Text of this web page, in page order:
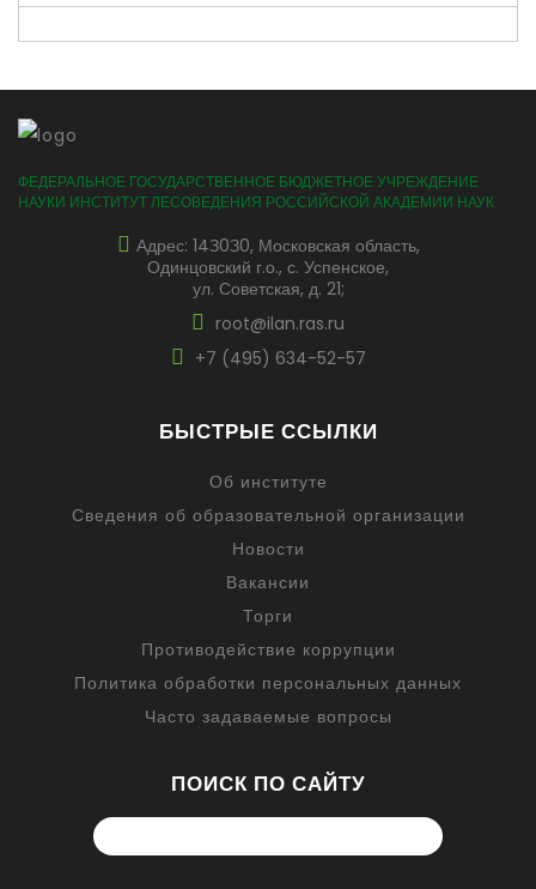
ФЕДЕРАЛЬНОЕ ГОСУДАРСТВЕННОЕ БЮДЖЕТНОЕ УЧРЕЖДЕНИЕ
НАУКИ ИНСТИТУТ ЛЕСОВЕДЕНИЯ РОССИЙСКОЙ АКАДЕМИИ НАУК
Адрес: 14З0З0, Московская область,
Одинцовский г.о., с. Успенское,
ул. Советская, д. 21;
root@ilan.ras.ru
+7 (495) 634-52-57
БЫСТРЫЕ ССЫЛКИ
Об институте
Сведения об образовательной организации
Новости
Вакансии
Торги
Противодействие коррупции
Политика обработки персональных данных
Часто задаваемые вопросы
ПОИСК ПО САЙТУ